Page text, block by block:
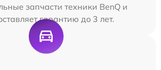
запчасти техники BenQ и
гарантию до 3 лет.